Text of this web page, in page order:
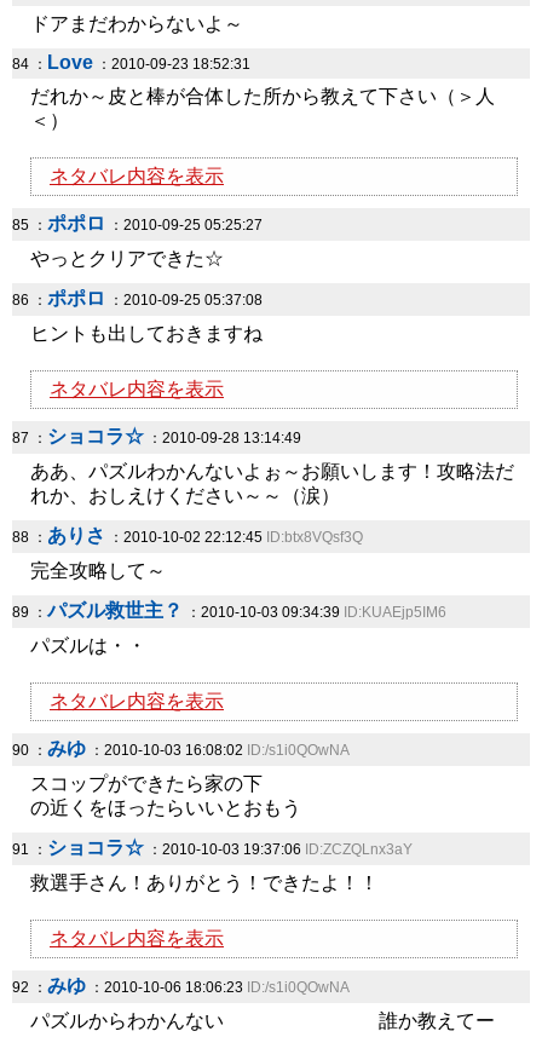
ドアまだわからないよ～
84 ： Love ：2010-09-23 18:52:31
だれか～皮と棒が合体した所から教えて下さい（＞人
＜）
ネタバレ内容を表示
85 ： ポポロ ：2010-09-25 05:25:27
やっとクリアできた☆
86 ： ポポロ ：2010-09-25 05:37:08
ヒントも出しておきますね
ネタバレ内容を表示
87 ： ショコラ☆ ：2010-09-28 13:14:49
ああ、パズルわかんないよぉ～お願いします！攻略法だ
れか、おしえけください～～（涙）
88 ： ありさ ：2010-10-02 22:12:45 ID:btx8VQsf3Q
完全攻略して～
89 ：パズル救世主？ ：2010-10-03 09:34:39 ID:KUAEjp5IM6
パズルは・・
ネタバレ内容を表示
90 ： みゆ ：2010-10-03 16:08:02 ID:/s1i0QOwNA
スコップができたら家の下
の近くをほったらいいとおもう
91 ： ショコラ☆ ：2010-10-03 19:37:06 ID:ZCZQLnx3aY
救選手さん！ありがとう！できたよ！！
ネタバレ内容を表示
92 ： みゆ ：2010-10-06 18:06:23 ID:/s1i0QOwNA
パズルからわかんない 誰か教えてー